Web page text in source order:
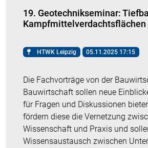
19. Geotechnikseminar:
Kampfmittelverdachtsflächen
HTWK Leipzig 05.11.2025 17:15
Die Fachvorträge von der
Bauwirtschaft sollen neue
für Fragen und Diskussionen
fördern diese die Vernetzung
Wissenschaft und Praxis und
Wissensaustausch zwischen